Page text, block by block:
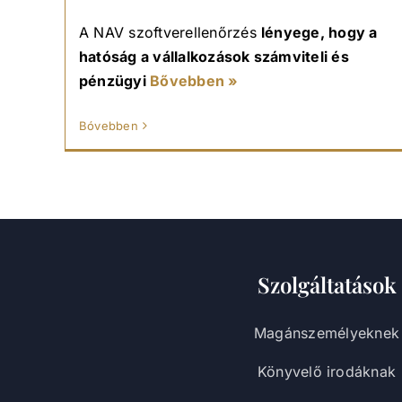
A NAV szoftverellenőrzés lényege, hogy a
hatóság a vállalkozások számviteli és
pénzügyi Bővebben »
Bóvebben
Szolgáltatások
Magánszemélyeknek
Könyvelő irodáknak